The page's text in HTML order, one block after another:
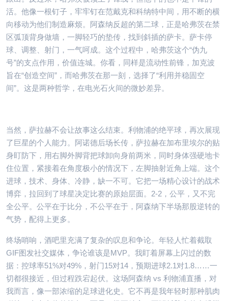
活。他像一根钉子，牢牢钉在范戴克和科纳特中间，用不断的横
向移动为他们制造麻烦。阿森纳反超的第二球，正是哈弗茨在禁
区弧顶背身做墙，一脚轻巧的垫传，找到斜插的萨卡。萨卡停
球、调整、射门，一气呵成。这个过程中，哈弗茨这个“伪九
号”的支点作用，价值连城。你看，同样是流动性前锋，加克波
旨在“创造空间”，而哈弗茨在那一刻，选择了“利用并稳固空
间”。这是两种哲学，在电光石火间的微妙差异。
当然，萨拉赫不会让故事这么结束。利物浦的绝平球，再次展现
了巨星的个人能力。阿诺德后场长传，萨拉赫在加布里埃尔的贴
身盯防下，用右脚外脚背把球卸向身前两米，同时身体强硬地卡
住位置，紧接着在角度极小的情况下，左脚抽射近角上端。这个
进球，技术、身体、冷静，缺一不可。它把一场精心设计的战术
博弈，拉回到了球星决定比赛的原始层面。2-2，公平，又不完
全公平。公平在于比分，不公平在于，阿森纳下半场那股逆转的
气势，配得上更多。
终场哨响，酒吧里充满了复杂的叹息和争论。年轻人忙着截取
GIF图发社交媒体，争论谁该是MVP。我盯着屏幕上闪过的数
据：控球率51%对49%，射门15对14，预期进球2.1对1.8……一
切都很接近，但过程跌宕起伏。这场阿森纳 vs 利物浦直播，对
我而言，像一部浓缩的足球进化史。它不再是我年轻时那种肌肉